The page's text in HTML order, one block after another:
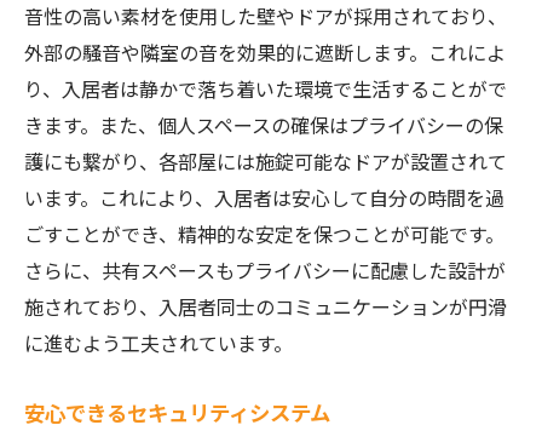
音性の高い素材を使用した壁やドアが採用されており、
外部の騒音や隣室の音を効果的に遮断します。これによ
り、入居者は静かで落ち着いた環境で生活することがで
きます。また、個人スペースの確保はプライバシーの保
護にも繋がり、各部屋には施錠可能なドアが設置されて
います。これにより、入居者は安心して自分の時間を過
ごすことができ、精神的な安定を保つことが可能です。
さらに、共有スペースもプライバシーに配慮した設計が
施されており、入居者同士のコミュニケーションが円滑
に進むよう工夫されています。
安心できるセキュリティシステム